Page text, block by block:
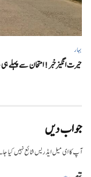
بہار
حیرت انگیزخبر ! امتحان سے پہلے
جواب دیں
آپ کا ای میل ایڈریس شائع نہیں کیا